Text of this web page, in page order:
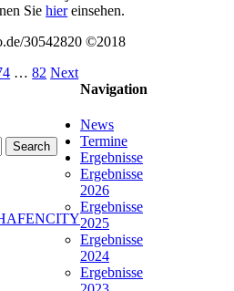
Siehiereinsehen.
30542820 ©2018
… 82 Next
Search
Navigation
News
Termine
Ergebnisse
Ergebnisse
2026
Ergebnisse
2025
Ergebnisse
2024
Ergebnisse